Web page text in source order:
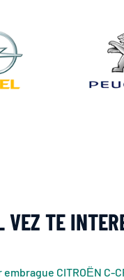
VEZ TE
embrague CITROЁN C-